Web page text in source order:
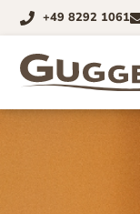
+49 8292 1061